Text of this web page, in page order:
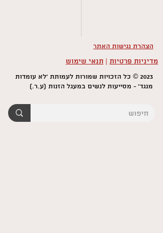
הצהרת נגישות האתר
מדיניות פרטיות
תנאי שימוש
2023 © כל הזכויות שמורות לעמותת 'לא עומדות
מנגד' - מסייעות לנשים במעגל הזנות (ע.ר.)